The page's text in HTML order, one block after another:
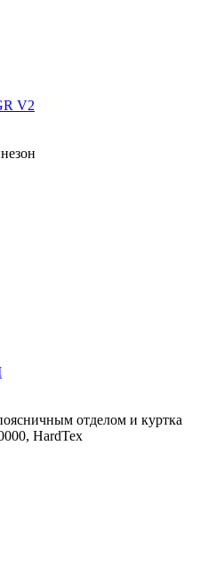
V2
отделом и куртка
HardTex